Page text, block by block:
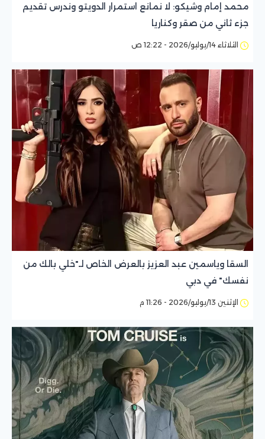
محمد إمام وشيكو: لا نمانع استمرار الدويتو وندرس تقديم
جزء ثاني من صقر وكناريا
الثلاثاء 14/يوليو/2026 - 12:22 ص
السقا وياسمين عبد العزيز بالعرض الخاص لـ"خلي بالك من
نفسك" في دبي
الإثنين 13/يوليو/2026 - 11:26 م